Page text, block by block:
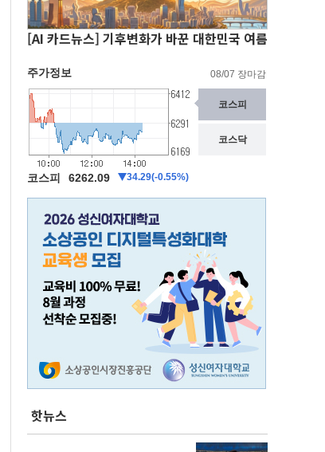
[AI 카드뉴스] 기후변화가 바꾼 대한민국 여름
핫뉴스